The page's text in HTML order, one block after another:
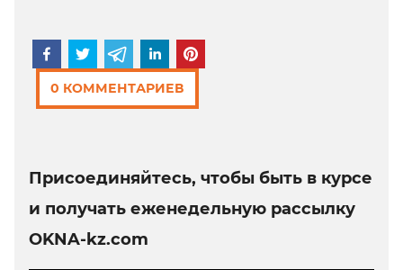
0 КОММЕНТАРИЕВ
Присоединяйтесь, чтобы быть в курсе
и получать еженедельную рассылку
OKNA-kz.com